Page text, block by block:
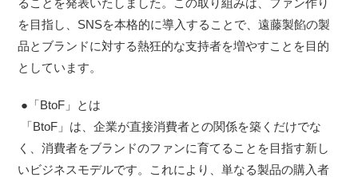
ることを発表いたしました。この取り組みは、ファン作り
を目指し、SNSを本格的に導入することで、遠藤製餡の製
品とブランドに対する熱狂的な支持者を増やすことを目的
としています。
●「BtoF」とは
「BtoF」は、企業が直接消費者との関係を築くだけでな
く、消費者をブランドのファンに育てることを目指す新し
いビジネスモデルです。これにより、単なる製品の購入者